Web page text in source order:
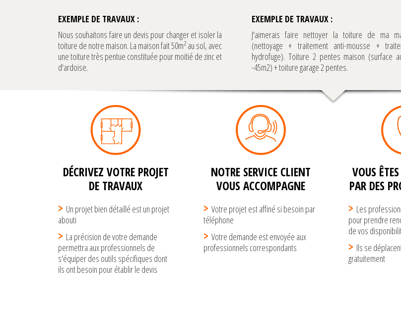
EXEMPLE DE TRAVAUX :
Nous souhaitons faire un devis pour changer et isoler la
toiture de notre maison. La maison fait 50m2 au sol, avec
une toiture très pentue constituée pour moitié de zinc et
d'ardoise.
EXEMPLE DE TRAVAUX :
J'aimerais faire nettoyer la toiture de ma
(nettoyage + traitement anti-mousse +
hydrofuge). Toiture 2 pentes maison (surface
-45m2) + toiture garage 2 pentes.
DÉCRIVEZ VOTRE PROJET
DE TRAVAUX
Un projet bien détaillé est un projet
abouti
La précision de votre demande
permettra aux professionnels de
s'équiper des outils spécifiques dont
ils ont besoin pour établir le devis
NOTRE SERVICE CLIENT
VOUS ACCOMPAGNE
Votre projet est affiné si besoin par
téléphone
Votre demande est envoyée aux
professionnels correspondants
VOUS
PAR DES
Les
pour prendre
de vos
Ils se
gratuitement